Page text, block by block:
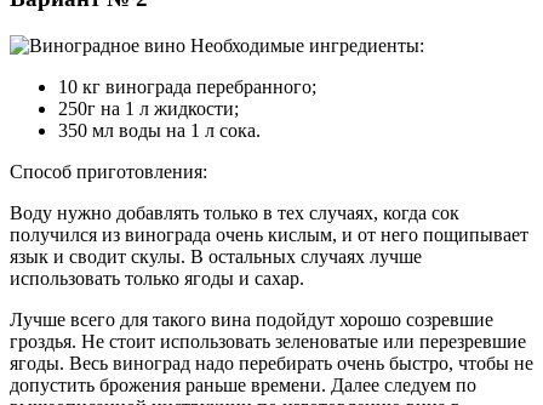
Необходимые ингредиенты:
10 кг винограда перебранного;
250г на 1 л жидкости;
350 мл воды на 1 л сока.
Способ приготовления:
Воду нужно добавлять только в тех случаях, когда сок
получился из винограда очень кислым, и от него пощипывает
язык и сводит скулы. В остальных случаях лучше
использовать только ягоды и сахар.
Лучше всего для такого вина подойдут хорошо созревшие
гроздья. Не стоит использовать зеленоватые или перезревшие
ягоды. Весь виноград надо перебирать очень быстро, чтобы не
допустить брожения раньше времени. Далее следуем по